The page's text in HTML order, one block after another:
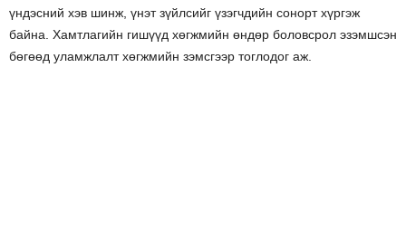
үндэсний хэв шинж, үнэт зүйлсийг үзэгчдийн сонорт хүргэж
байна. Хамтлагийн гишүүд хөгжмийн өндөр боловсрол эзэмшсэн
бөгөөд уламжлалт хөгжмийн зэмсгээр тоглодог аж.